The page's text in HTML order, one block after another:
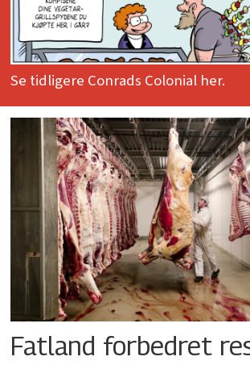
Se tidligere Conrads Colonial her.
Fatland forbedret